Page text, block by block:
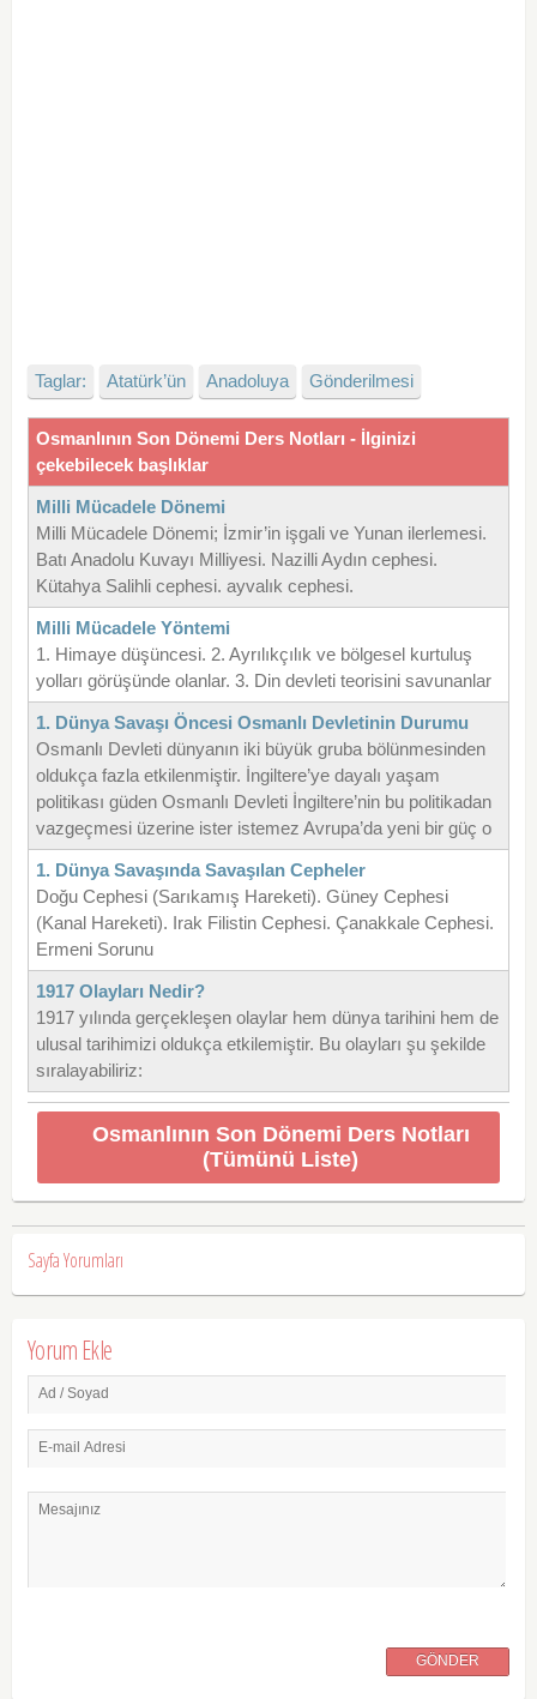
Taglar: Atatürk’ün Anadoluya Gönderilmesi
Osmanlının Son Dönemi Ders Notları - İlginizi
çekebilecek başlıklar
Milli Mücadele Dönemi
Milli Mücadele Dönemi; İzmir’in işgali ve Yunan ilerlemesi.
Batı Anadolu Kuvayı Milliyesi. Nazilli Aydın cephesi.
Kütahya Salihli cephesi. ayvalık cephesi.
Milli Mücadele Yöntemi
1. Himaye düşüncesi. 2. Ayrılıkçılık ve bölgesel kurtuluş
yolları görüşünde olanlar. 3. Din devleti teorisini savunanlar
1. Dünya Savaşı Öncesi Osmanlı Devletinin Durumu
Osmanlı Devleti dünyanın iki büyük gruba bölünmesinden
oldukça fazla etkilenmiştir. İngiltere’ye dayalı yaşam
politikası güden Osmanlı Devleti İngiltere’nin bu politikadan
vazgeçmesi üzerine ister istemez Avrupa’da yeni bir güç o
1. Dünya Savaşında Savaşılan Cepheler
Doğu Cephesi (Sarıkamış Hareketi). Güney Cephesi
(Kanal Hareketi). Irak Filistin Cephesi. Çanakkale Cephesi.
Ermeni Sorunu
1917 Olayları Nedir?
1917 yılında gerçekleşen olaylar hem dünya tarihini hem de
ulusal tarihimizi oldukça etkilemiştir. Bu olayları şu şekilde
sıralayabiliriz:
Osmanlının Son Dönemi Ders Notları
(Tümünü Liste)
Sayfa Yorumları
Yorum Ekle
Ad / Soyad
E-mail Adresi
Mesajınız
GÖNDER